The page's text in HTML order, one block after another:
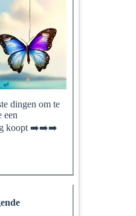
dingen om te
een
koopt ➡️➡️➡️